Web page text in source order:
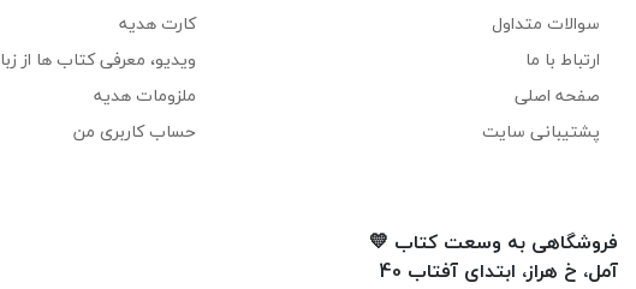
سوالات متداول
ارتباط با ما
صفحه اصلی
پشتیبانی سایت
کارت هدیه
ویدیو، معرفی کتاب ها از
ملزومات هدیه
حساب کاربری من
فروشگاهی به وسعت کتاب 💛
آمل، خ هراز، ابتدای آفتاب 40